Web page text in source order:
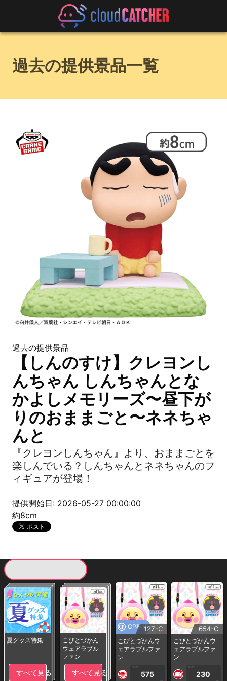
過去の提供景品一覧
過去の提供景品
【しんのすけ】クレヨンし
んちゃん しんちゃんとな
かよしメモリーズ〜昼下が
りのおままごと〜ネネちゃ
んと
『クレヨンしんちゃん』より、おままごとを
楽しんでいる？しんちゃんとネネちゃんのフ
ィギュアが登場！
提供開始日: 2026-05-27 00:00:00
約8cm
夏グッズ特集
すべて見る
こびとづかん
ウェアラブル
ファン
すべて見る
CP専用127-C
こびとづかんウ
ェアラブルファ
ン
1PLAY
575
654-C
こびとづかんウ
ェアラブルファ
ン
1PLAY
230